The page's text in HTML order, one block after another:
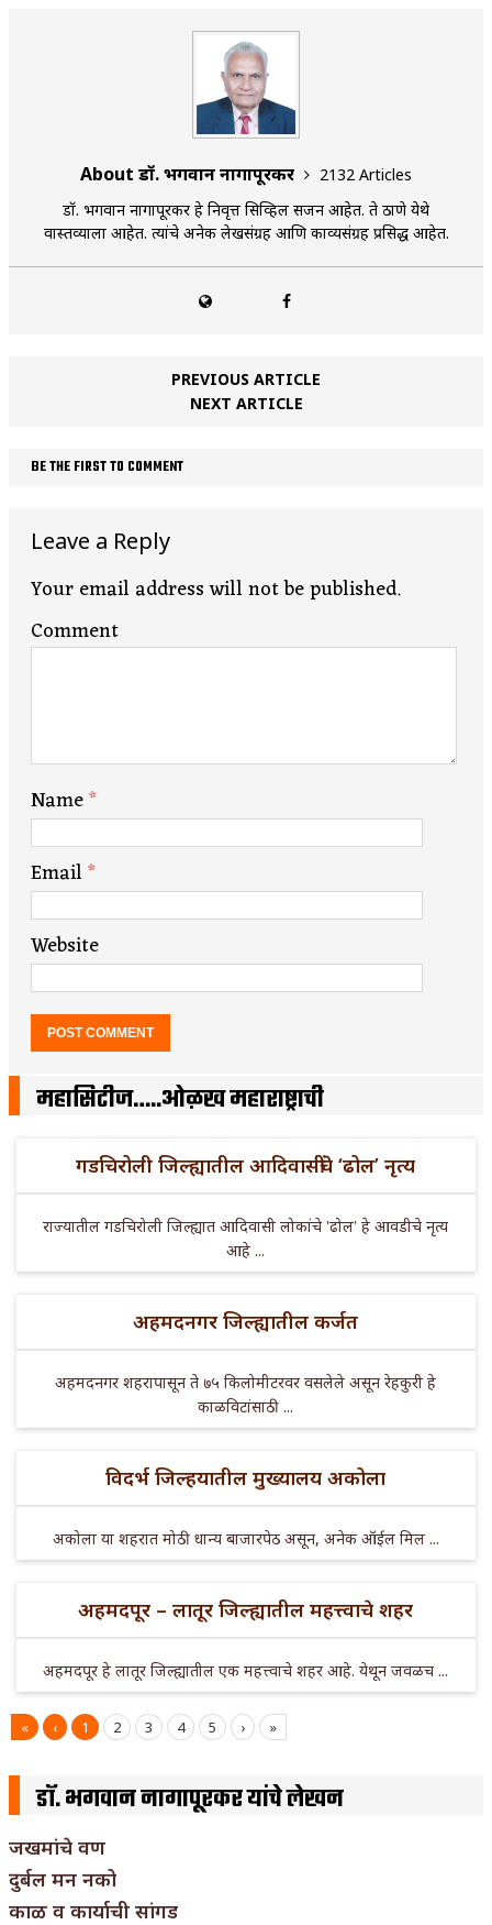
About डॉ. भगवान नागापूरकर
2132 Articles
डॉ. भगवान नागापूरकर हे निवृत्त सिव्हिल सर्जन आहेत. ते ठाणे येथे
वास्तव्याला आहेत. त्यांचे अनेक लेखसंग्रह आणि काव्यसंग्रह प्रसिद्ध आहेत.
PREVIOUS ARTICLE
NEXT ARTICLE
BE THE FIRST TO COMMENT
Leave a Reply
Your email address will not be published.
Comment
Name*
Email*
Website
महासिटीज…..ओळख महाराष्ट्राची
गडचिरोली जिल्ह्यातील आदिवासींचे ‘ढोल’ नृत्य
राज्यातील गडचिरोली जिल्ह्यात आदिवासी लोकांचे 'ढोल' हे आवडीचे नृत्य
आहे ...
अहमदनगर जिल्ह्यातील कर्जत
अहमदनगर शहरापासून ते ७५ किलोमीटरवर वसलेले असून रेहकुरी हे
काळविटांसाठी ...
विदर्भ जिल्हयातील मुख्यालय अकोला
अकोला या शहरात मोठी धान्य बाजारपेठ असून, अनेक ऑईल मिल ...
अहमदपूर – लातूर जिल्ह्यातील महत्त्वाचे शहर
अहमदपूर हे लातूर जिल्ह्यातील एक महत्त्वाचे शहर आहे. येथून जवळच ...
« ‹ 1 2 3 4 5 › »
डॉ. भगवान नागापूरकर यांचे लेखन
जखमांचे वण
दुर्बल मन नको
काळ व कार्याची सांगड